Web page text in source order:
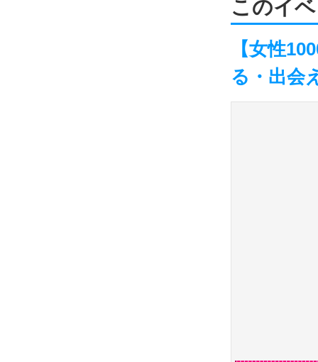
このイ
【女性
る・出会